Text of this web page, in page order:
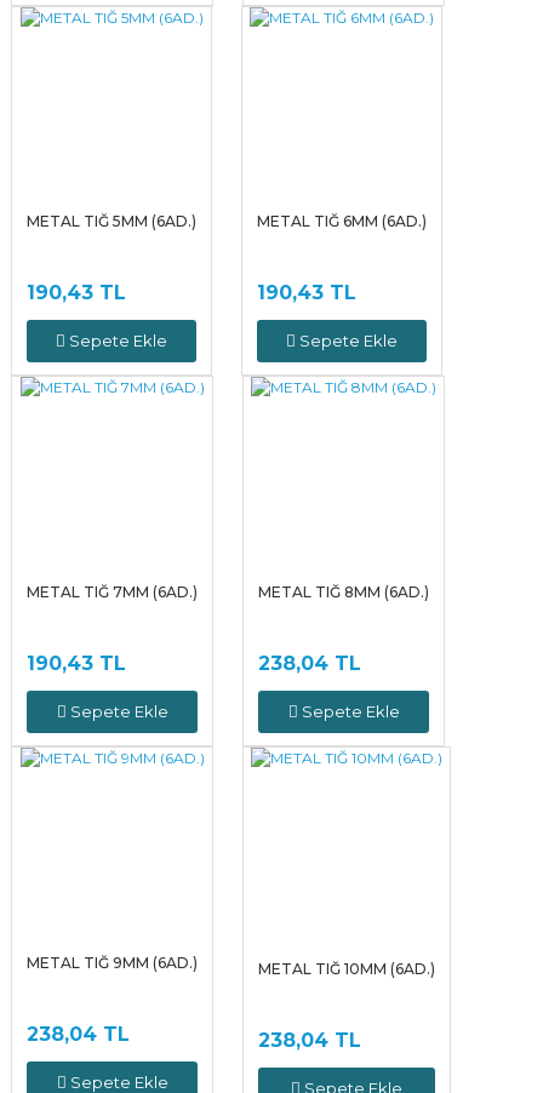
METAL TIĞ 5MM (6AD.)
190,43 TL
Sepete Ekle
METAL TIĞ 6MM (6AD.)
190,43 TL
Sepete Ekle
METAL TIĞ 7MM (6AD.)
190,43 TL
Sepete Ekle
METAL TIĞ 8MM (6AD.)
238,04 TL
Sepete Ekle
METAL TIĞ 9MM (6AD.)
238,04 TL
Sepete Ekle
METAL TIĞ 10MM (6AD.)
238,04 TL
Sepete Ekle